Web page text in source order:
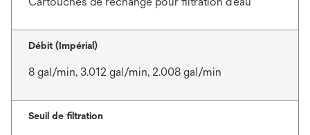
Débit (Impérial)
8 gal/min, 3.012 gal/min, 2.008 gal/min
Seuil de filtration